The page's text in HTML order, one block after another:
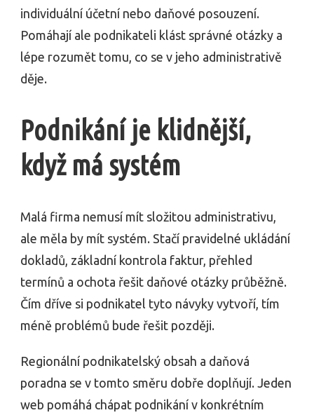
individuální účetní nebo daňové posouzení.
Pomáhají ale podnikateli klást správné otázky a
lépe rozumět tomu, co se v jeho administrativě
děje.
Podnikání je klidnější,
když má systém
Malá firma nemusí mít složitou administrativu,
ale měla by mít systém. Stačí pravidelné ukládání
dokladů, základní kontrola faktur, přehled
termínů a ochota řešit daňové otázky průběžně.
Čím dříve si podnikatel tyto návyky vytvoří, tím
méně problémů bude řešit později.
Regionální podnikatelský obsah a daňová
poradna se v tomto směru dobře doplňují. Jeden
web pomáhá chápat podnikání v konkrétním